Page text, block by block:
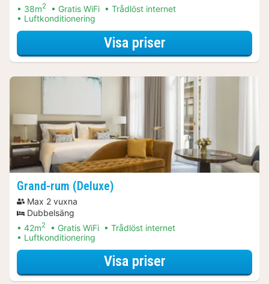
38m2 Gratis WiFi
Trådlöst internet
Luftkonditionering
Visa priserför Aktiva
Grand-rum (Deluxe)
Max 2 vuxna
Dubbelsäng
42m2 Gratis WiFi
Trådlöst internet
Luftkonditionering
Visa priserför Aktiva